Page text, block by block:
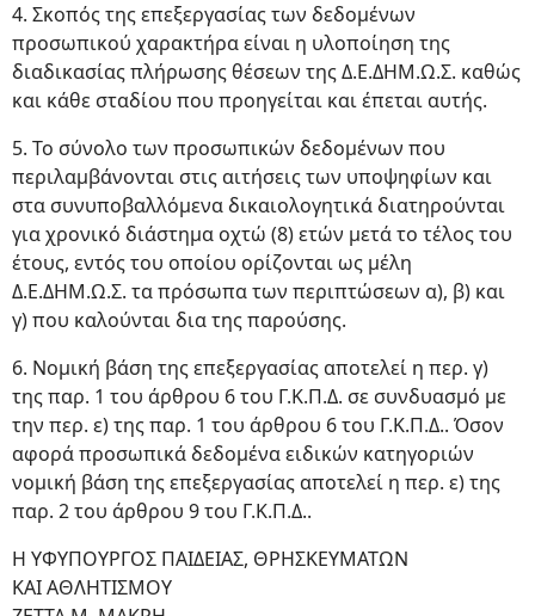
4. Σκοπός της επεξεργασίας των δεδομένων
προσωπικού χαρακτήρα είναι η υλοποίηση της
διαδικασίας πλήρωσης θέσεων της Δ.Ε.ΔΗΜ.Ω.Σ. καθώς
και κάθε σταδίου που προηγείται και έπεται αυτής.
5. Το σύνολο των προσωπικών δεδομένων που
περιλαμβάνονται στις αιτήσεις των υποψηφίων και
στα συνυποβαλλόμενα δικαιολογητικά διατηρούνται
για χρονικό διάστημα οχτώ (8) ετών μετά το τέλος του
έτους, εντός του οποίου ορίζονται ως μέλη
Δ.Ε.ΔΗΜ.Ω.Σ. τα πρόσωπα των περιπτώσεων α), β) και
γ) που καλούνται δια της παρούσης.
6. Νομική βάση της επεξεργασίας αποτελεί η περ. γ)
της παρ. 1 του άρθρου 6 του Γ.Κ.Π.Δ. σε συνδυασμό με
την περ. ε) της παρ. 1 του άρθρου 6 του Γ.Κ.Π.Δ.. Όσον
αφορά προσωπικά δεδομένα ειδικών κατηγοριών
νομική βάση της επεξεργασίας αποτελεί η περ. ε) της
παρ. 2 του άρθρου 9 του Γ.Κ.Π.Δ..
Η ΥΦΥΠΟΥΡΓΟΣ ΠΑΙΔΕΙΑΣ, ΘΡΗΣΚΕΥΜΑΤΩΝ
ΚΑΙ ΑΘΛΗΤΙΣΜΟΥ